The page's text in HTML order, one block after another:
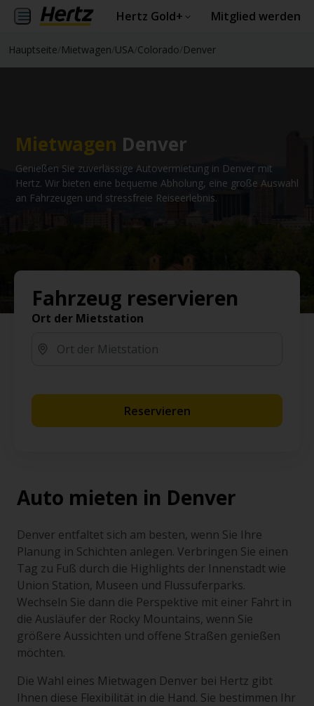
Hertz Gold+ Mitglied werden
Hauptseite Mietwagen USA Colorado Denver
Mietwagen Denver
Genießen Sie zuverlässige Autovermietung in Denver mit
Hertz. Wir bieten eine bequeme Abholung, eine große Auswahl
an Fahrzeugen und stressfreie Reiseerlebnis.
Fahrzeug reservieren
Ort der Mietstation
Reservieren
Auto mieten in Denver
Denver entfaltet sich am besten, wenn Sie Ihre
Planung in Schichten anlegen. Verbringen Sie einen
Tag zu Fuß durch die Highlights der Innenstadt wie
Union Station, Museen und Flussuferparks.
Wechseln Sie dann die Perspektive mit einer Fahrt in
die Ausläufer der Rocky Mountains, wenn Sie
größere Aussichten und offene Straßen genießen
möchten.
Die Wahl eines Mietwagen Denver bei Hertz gibt
Ihnen diese Flexibilität in die Hand. Sie bestimmen Ihr